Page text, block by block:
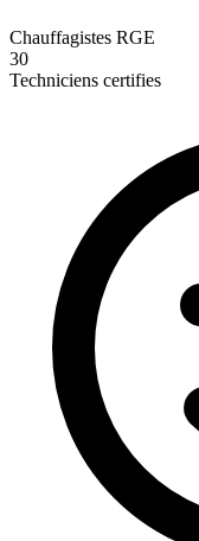
Chauffagistes RGE
30
Techniciens certifies